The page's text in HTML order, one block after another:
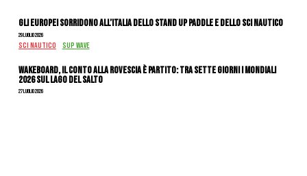
Gli Europei sorridono all’Italia dello stand up paddle e dello sci nautico
29 Luglio 2026
SCI NAUTICO SUP WAVE
Wakeboard, il conto alla rovescia è partito: tra sette giorni i Mondiali
2026 sul Lago del Salto
27 Luglio 2026